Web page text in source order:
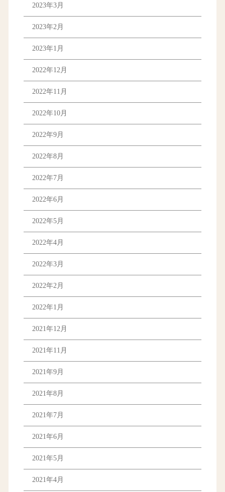
2023年3月
2023年2月
2023年1月
2022年12月
2022年11月
2022年10月
2022年9月
2022年8月
2022年7月
2022年6月
2022年5月
2022年4月
2022年3月
2022年2月
2022年1月
2021年12月
2021年11月
2021年9月
2021年8月
2021年7月
2021年6月
2021年5月
2021年4月